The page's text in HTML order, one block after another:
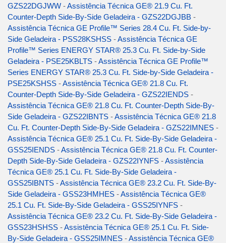
GZS22DGJWW -Assistência Técnica GE® 21.9 Cu. Ft.
Counter-Depth Side-By-Side Geladeira - GZS22DGJBB -
Assistência Técnica GE Profile™ Series 28.4 Cu. Ft. Side-by-
Side Geladeira - PSS28KSHSS -Assistência Técnica GE
Profile™ Series ENERGY STAR® 25.3 Cu. Ft. Side-by-Side
Geladeira - PSE25KBLTS -Assistência Técnica GE Profile™
Series ENERGY STAR® 25.3 Cu. Ft. Side-by-Side Geladeira -
PSE25KSHSS -Assistência Técnica GE® 21.8 Cu. Ft.
Counter-Depth Side-By-Side Geladeira - GZS22IENDS -
Assistência Técnica GE® 21.8 Cu. Ft. Counter-Depth Side-By-
Side Geladeira - GZS22IBNTS -Assistência Técnica GE® 21.8
Cu. Ft. Counter-Depth Side-By-Side Geladeira - GZS22IMNES -
Assistência Técnica GE® 25.1 Cu. Ft. Side-By-Side Geladeira -
GSS25IENDS -Assistência Técnica GE® 21.8 Cu. Ft. Counter-
Depth Side-By-Side Geladeira - GZS22IYNFS -Assistência
Técnica GE® 25.1 Cu. Ft. Side-By-Side Geladeira -
GSS25IBNTS -Assistência Técnica GE® 23.2 Cu. Ft. Side-By-
Side Geladeira - GSS23HMHES -Assistência Técnica GE®
25.1 Cu. Ft. Side-By-Side Geladeira - GSS25IYNFS -
Assistência Técnica GE® 23.2 Cu. Ft. Side-By-Side Geladeira -
GSS23HSHSS -Assistência Técnica GE® 25.1 Cu. Ft. Side-
By-Side Geladeira - GSS25IMNES -Assistência Técnica GE®